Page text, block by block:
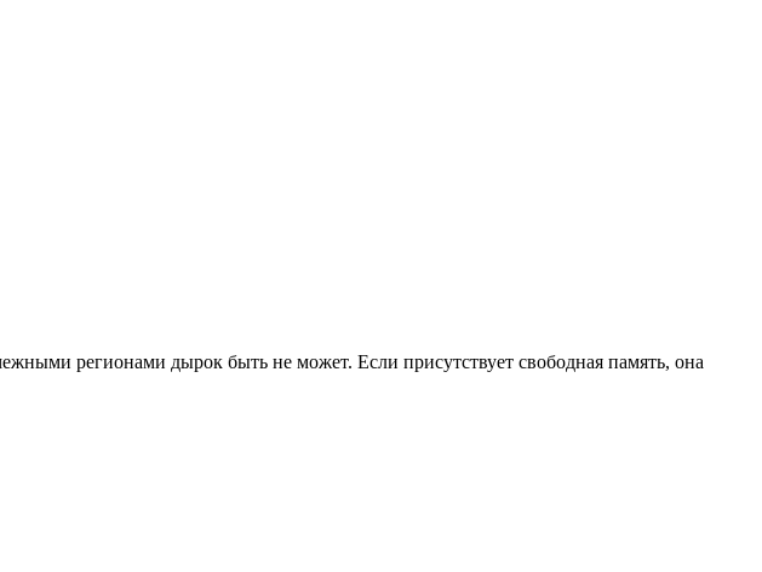
регионами дырок быть не может. Если присутствует свободная память, она